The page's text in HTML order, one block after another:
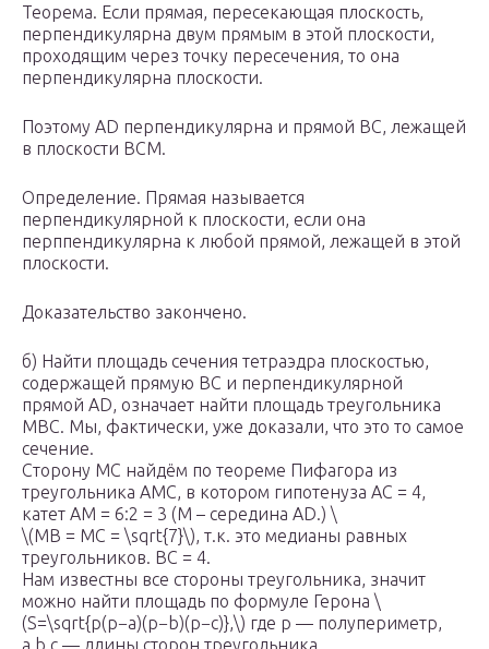
Теорема. Если прямая, пересекающая плоскость,
перпендикулярна двум прямым в этой плоскости,
проходящим через точку пересечения, то она
перпендикулярна плоскости.
Поэтому AD перпендикулярна и прямой BC, лежащей
в плоскости BCM.
Определение. Прямая называется
перпендикулярной к плоскости, если она
перппендикулярна к любой прямой, лежащей в этой
плоскости.
Доказательство закончено.
б) Найти площадь сечения тетраэдра плоскостью,
содержащей прямую BC и перпендикулярной
прямой AD, означает найти площадь треугольника
MBC. Мы, фактически, уже доказали, что это то самое
сечение.
Сторону МС найдём по теореме Пифагора из
треугольника AMC, в котором гипотенуза AC = 4,
катет АМ = 6:2 = 3 (M – середина AD.) \
\(MB = МС = \sqrt{7}\), т.к. это медианы равных
треугольников. BC = 4.
Нам известны все стороны треугольника, значит
можно найти площадь по формуле Герона \
(S=\sqrt{p(p−a)(p−b)(p−c)},\) где р — полупериметр,
a,b,c — длины сторон треугольника.